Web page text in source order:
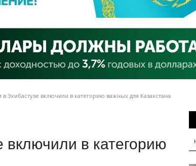
в Экибастузе включили в категорию важных для Казахстана
включили в категорию